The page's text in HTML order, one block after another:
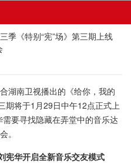
季《特别“宪”场》第三期上线
南卫视播出的《给你，我的
期将于1月29日中午12点正式上
要寻找隐藏在弄堂中的音乐达
。
宪华开启全新音乐交友模式